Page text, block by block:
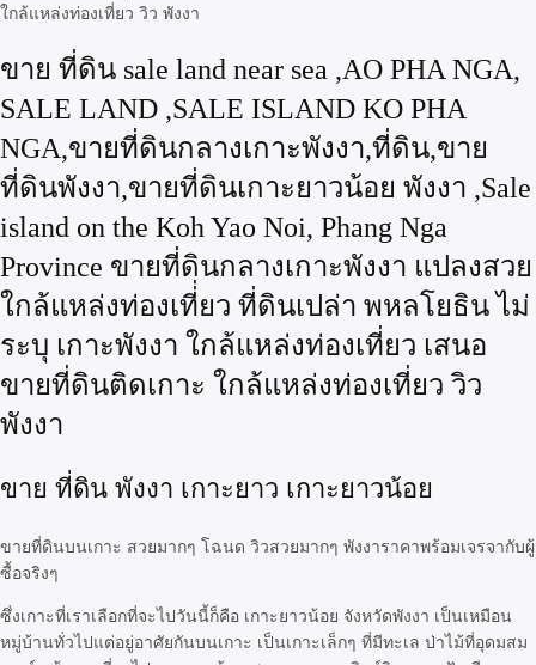
ใกล้แหล่งท่องเที่ยว วิว พังงา
ขาย ที่ดิน sale land near sea ,AO PHA NGA,
SALE LAND ,SALE ISLAND KO PHA
NGA,ขายที่ดินกลางเกาะพังงา,ที่ดิน,ขาย
ที่ดินพังงา,ขายที่ดินเกาะยาวน้อย พังงา ,Sale
island on the Koh Yao Noi, Phang Nga
Province ขายที่ดินกลางเกาะพังงา แปลงสวย
ใกล้แหล่งท่องเที่่ยว ที่ดินเปล่า พหลโยธิน ไม่
ระบุ เกาะพังงา ใกล้แหล่งท่องเที่ยว เสนอ
ขายที่ดินติดเกาะ ใกล้แหล่งท่องเที่ยว วิว
พังงา
ขาย ที่ดิน พังงา เกาะยาว เกาะยาวน้อย
ขายที่ดินบนเกาะ สวยมากๆ โฉนด วิวสวยมากๆ พังงาราคาพร้อมเจรจากับผู้
ซื้อจริงๆ
ซึ่งเกาะที่เราเลือกที่จะไปวันนี้ก็คือ เกาะยาวน้อย จังหวัดพังงา เป็นเหมือน
หมู่บ้านทั่วไปแต่อยู่อาศัยกันบนเกาะ เป็นเกาะเล็กๆ ที่มีทะเล ป่าไม้ที่อุดมสม